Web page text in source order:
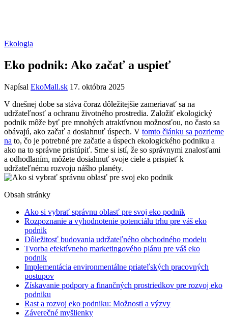
Ekologia
Eko podnik: Ako začať a uspieť
Napísal EkoMall.sk 17. októbra 2025
V dnešnej dobe sa stáva čoraz dôležitejšie zameriavať sa na
udržateľnosť a ochranu životného prostredia. Založiť ekologický
podnik môže byť pre mnohých atraktívnou možnosťou, no často sa
obávajú, ako začať a dosiahnuť úspech. V tomto článku sa pozrieme
na to, čo je potrebné pre začatie a úspech ekologického podniku a
ako na to správne pristúpiť. Sme si istí, že so správnymi znalosťami
a odhodlaním, môžete dosiahnuť svoje ciele a prispieť k
udržateľnému rozvoju nášho planéty.
Obsah stránky
Ako si vybrať správnu oblasť pre svoj eko podnik
Rozpoznanie a vyhodnotenie potenciálu trhu pre váš eko
podnik
Dôležitosť budovania udržateľného obchodného modelu
Tvorba efektívneho marketingového plánu pre váš eko
podnik
Implementácia environmentálne priateľských pracovných
postupov
Získavanie podpory a finančných prostriedkov pre rozvoj eko
podniku
Rast a rozvoj eko podniku: Možnosti a výzvy
Záverečné myšlienky